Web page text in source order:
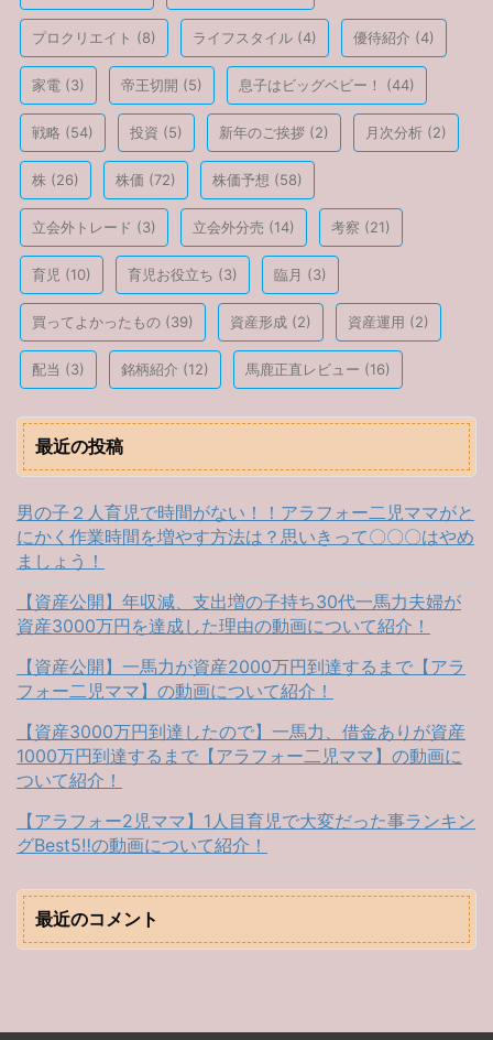
プロクリエイト (8) ライフスタイル (4) 優待紹介 (4)
家電 (3) 帝王切開 (5) 息子はビッグベビー！ (44)
戦略 (54) 投資 (5) 新年のご挨拶 (2) 月次分析 (2)
株 (26) 株価 (72) 株価予想 (58)
立会外トレード (3) 立会外分売 (14) 考察 (21)
育児 (10) 育児お役立ち (3) 臨月 (3)
買ってよかったもの (39) 資産形成 (2) 資産運用 (2)
配当 (3) 銘柄紹介 (12) 馬鹿正直レビュー (16)
最近の投稿
男の子２人育児で時間がない！！アラフォー二児ママがと
にかく作業時間を増やす方法は？思いきって〇〇〇はやめ
ましょう！
【資産公開】年収減、支出増の子持ち30代一馬力夫婦が
資産3000万円を達成した理由の動画について紹介！
【資産公開】一馬力が資産2000万円到達するまで【アラ
フォー二児ママ】の動画について紹介！
【資産3000万円到達したので】一馬力、借金ありが資産
1000万円到達するまで【アラフォー二児ママ】の動画に
ついて紹介！
【アラフォー2児ママ】1人目育児で大変だった事ランキン
グBest5‼︎の動画について紹介！
最近のコメント